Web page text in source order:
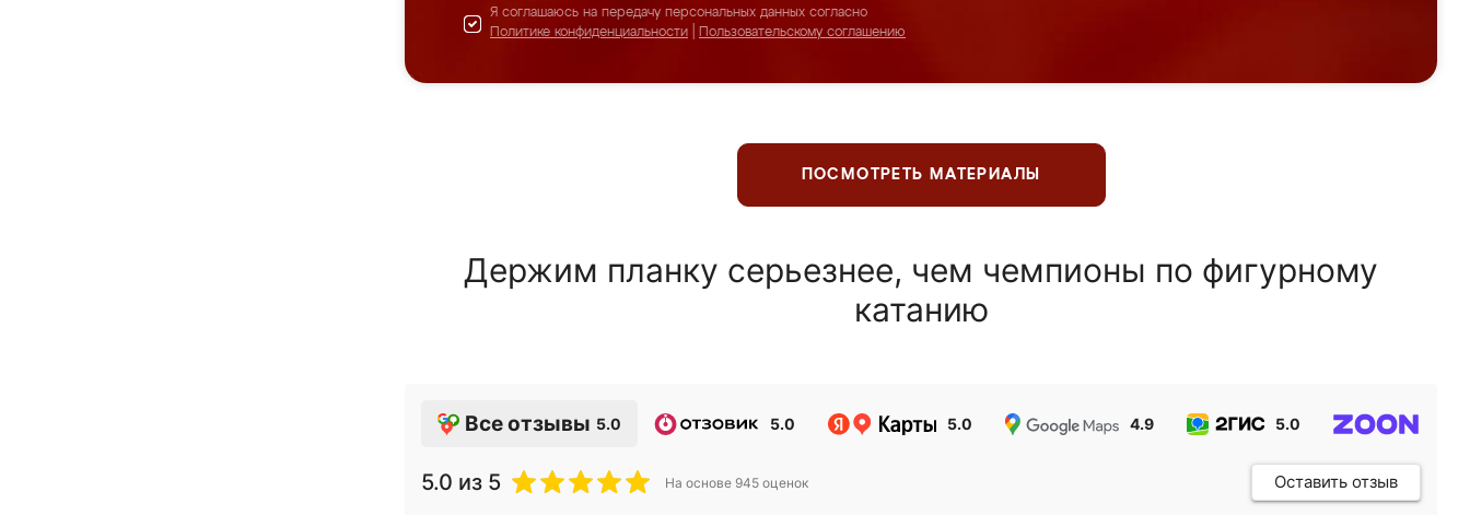
Я соглашаюсь на передачу персональных данных согласно
Политике конфиденциальности
Пользовательскому соглашению
ПОСМОТРЕТЬ МАТЕРИАЛЫ
Держим планку серьезнее, чем чемпионы по фигурному
катанию
Все отзывы 5.0 5.0 5.0 4.9 5.0
5.0 из 5 На основе 945 оценок Оставить отзыв